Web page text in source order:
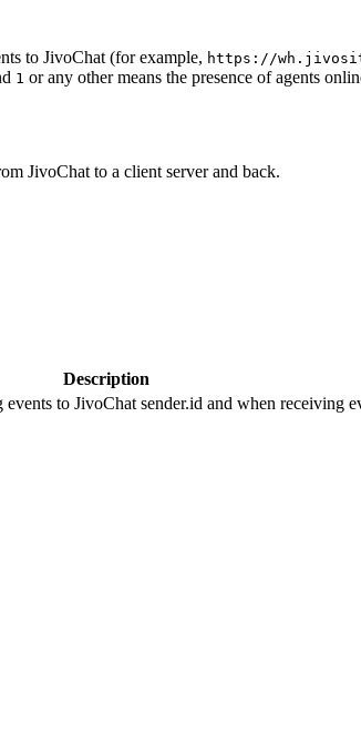
to JivoChat (for example, https://
1 or any other means the presence of agents
JivoChat to a client server and back.
Description
to JivoChat sender.id and when receiving